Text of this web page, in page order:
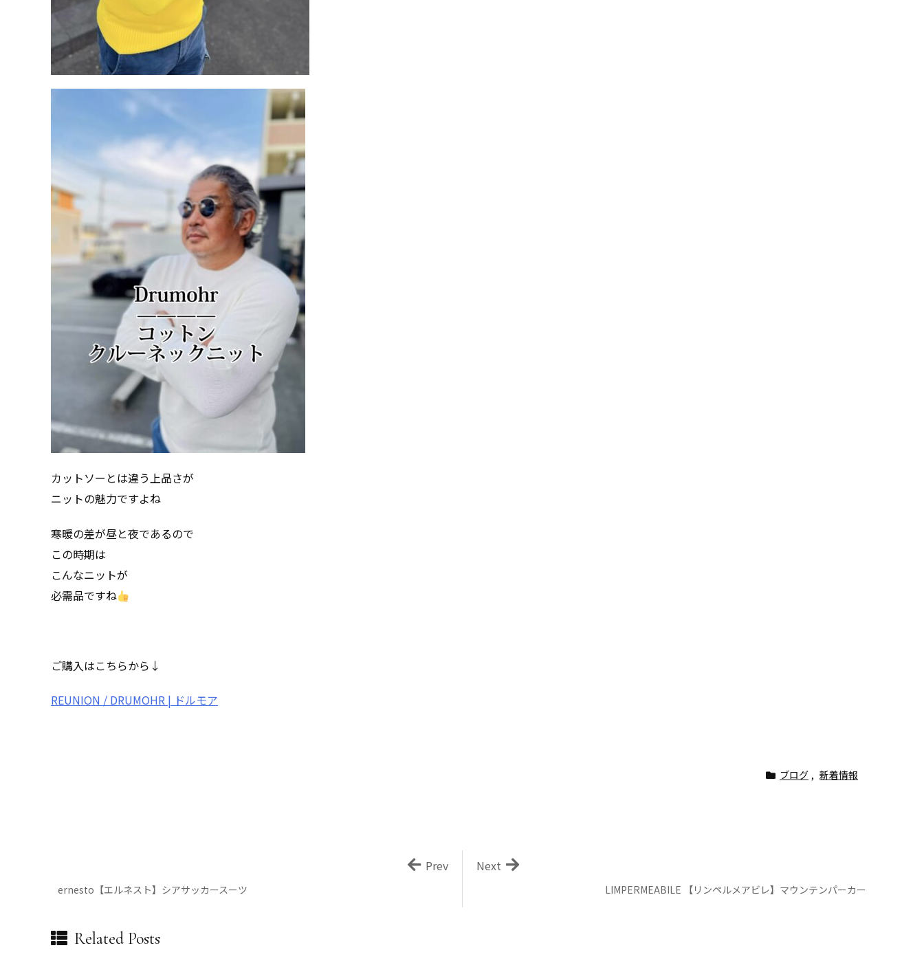
カットソーとは違う上品さが
ニットの魅力ですよね
寒暖の差が昼と夜であるので
この時期は
こんなニットが
必需品ですね
ご購入はこちらから↓
REUNION / DRUMOHR | ドルモア
ブログ , 新着情報
LIMPERMEABILE 【リンペルメアビレ】マウンテンパーカー
Next
ernesto【エルネスト】シアサッカースーツ
Prev
Related Posts